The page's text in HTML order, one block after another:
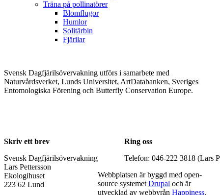
Träna på pollinatörer
Blomflugor
Humlor
Solitärbin
Fjärilar
Svensk Dagfjärilsövervakning utförs i samarbete med
Naturvårdsverket, Lunds Universitet, ArtDatabanken, Sveriges
Entomologiska Förening och Butterfly Conservation Europe.
Skriv ett brev
Svensk Dagfjärilsövervakning
Lars Pettersson
Ekologihuset
223 62 Lund
Ring oss
Telefon: 046-222 3818 (Lars
Webbplatsen är byggd med open-
source systemet Drupal och är
utvecklad av webbyrån Happiness.